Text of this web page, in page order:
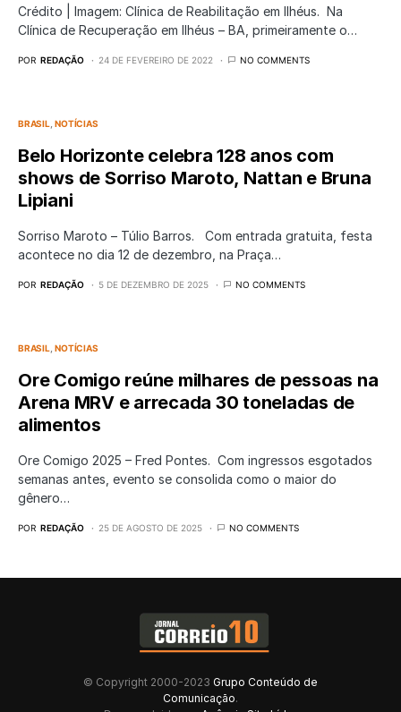
Crédito | Imagem: Clínica de Reabilitação em Ilhéus. Na
Clínica de Recuperação em Ilhéus – BA, primeiramente o…
POR REDAÇÃO 24 DE FEVEREIRO DE 2022 NO COMMENTS
BRASIL NOTÍCIAS
Belo Horizonte celebra 128 anos com
shows de Sorriso Maroto, Nattan e Bruna
Lipiani
Sorriso Maroto – Túlio Barros. Com entrada gratuita, festa
acontece no dia 12 de dezembro, na Praça…
POR REDAÇÃO 5 DE DEZEMBRO DE 2025 NO COMMENTS
BRASIL NOTÍCIAS
Ore Comigo reúne milhares de pessoas na
Arena MRV e arrecada 30 toneladas de
alimentos
Ore Comigo 2025 – Fred Pontes. Com ingressos esgotados
semanas antes, evento se consolida como o maior do
gênero…
POR REDAÇÃO 25 DE AGOSTO DE 2025 NO COMMENTS
© Copyright 2000-2023 Grupo Conteúdo de
Comunicação.